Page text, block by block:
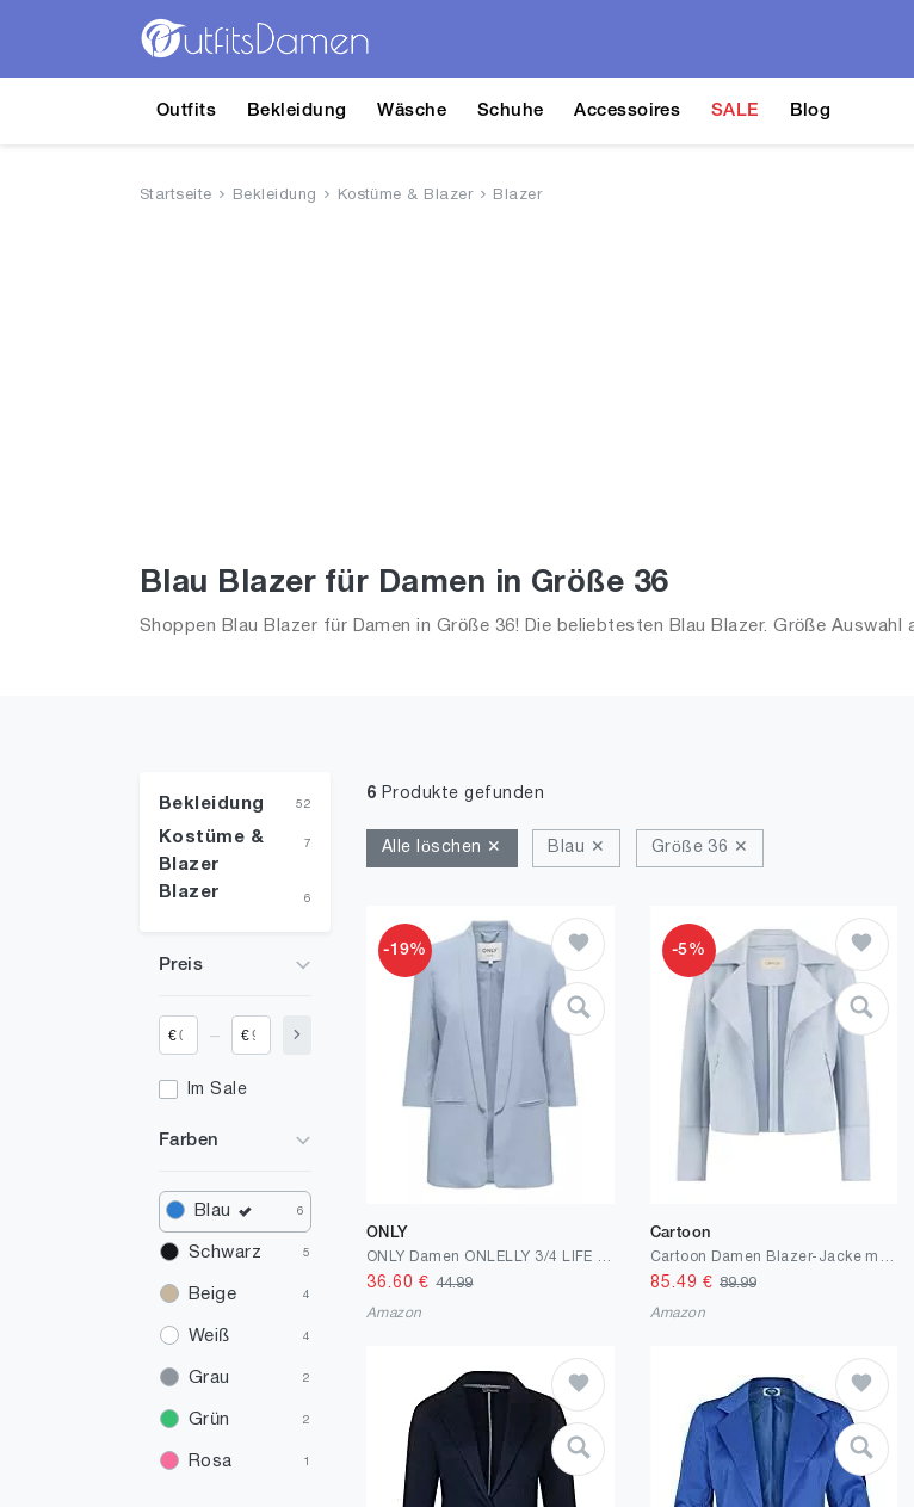
Outfits Bekleidung Wäsche Schuhe Accessoires SALE Blog
Startseite Bekleidung Kostüme & Blazer Blazer
Blau Blazer für Damen in Größe 36
Shoppen Blau Blazer für Damen in Größe 36! Die beliebtesten Blau Blazer. Größe
Bekleidung 52
Kostüme &
Blazer
7
Blazer 6
Preis
€ €
Im Sale
Farben
Blau 6
Schwarz 5
Beige 4
Weiß 4
Grau 2
Grün 2
Rosa 1
6 Produkte gefunden
Alle löschen ✕ Blau ✕ Größe 36 ✕
-19%
ONLY
36.60 €44.99
Amazon
-5%
Cartoon
85.49 € 89.99
Amazon